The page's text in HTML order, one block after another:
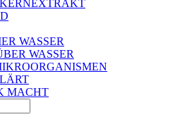
WASSER
WASSER
MACHT